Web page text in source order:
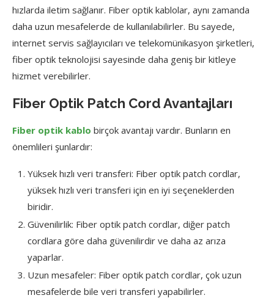
hızlarda iletim sağlanır. Fiber optik kablolar, aynı zamanda
daha uzun mesafelerde de kullanılabilirler. Bu sayede,
internet servis sağlayıcıları ve telekomünikasyon şirketleri,
fiber optik teknolojisi sayesinde daha geniş bir kitleye
hizmet verebilirler.
Fiber Optik Patch Cord Avantajları
Fiber optik kablo birçok avantajı vardır. Bunların en
önemlileri şunlardır:
Yüksek hızlı veri transferi: Fiber optik patch cordlar,
yüksek hızlı veri transferi için en iyi seçeneklerden
biridir.
Güvenilirlik: Fiber optik patch cordlar, diğer patch
cordlara göre daha güvenilirdir ve daha az arıza
yaparlar.
Uzun mesafeler: Fiber optik patch cordlar, çok uzun
mesafelerde bile veri transferi yapabilirler.